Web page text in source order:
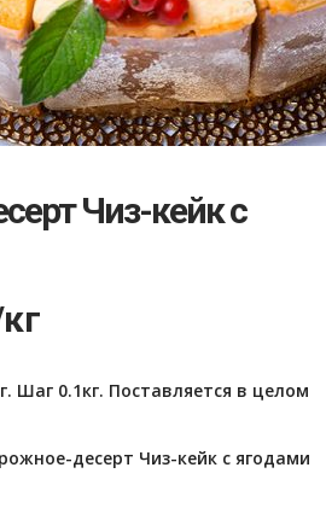
Чиз-кейк с
Шаг 0.1кг. Поставляется в целом
десерт Чиз-кейк с ягодами